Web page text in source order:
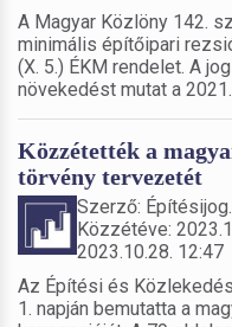
A Magyar Közlöny 142.
minimális építőipari
(X. 5.) ÉKM rendelet. A
növekedést mutat a
Közzétették a
törvény tervezetét
Szerző:
Közzétéve:
2023.10.28. 12:47
Az Építési és
1. napján bemutatta a